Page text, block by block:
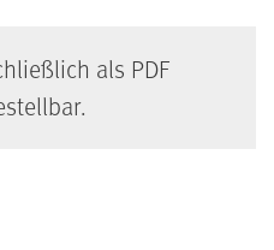
als PDF